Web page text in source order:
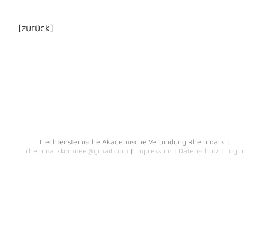
[zurück]
Liechtensteinische Akademische Verbindung Rheinmark |
rheinmarkkomitee@gmail.com | Impressum | Datenschutz | Login